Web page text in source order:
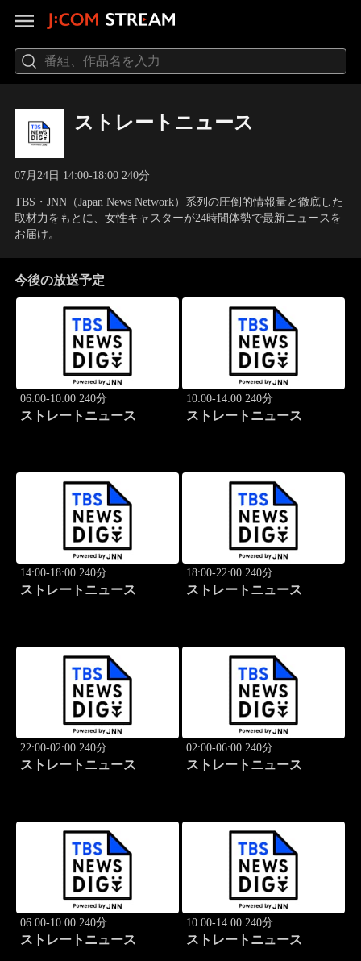
ストレートニュース
07月24日 14:00-18:00 240分
TBS・JNN（Japan News Network）系列の圧倒的情報量と徹底した
取材力をもとに、女性キャスターが24時間体勢で最新ニュースを
お届け。
今後の放送予定
06:00-10:00 240分
ストレートニュース
10:00-14:00 240分
ストレートニュース
14:00-18:00 240分
ストレートニュース
18:00-22:00 240分
ストレートニュース
22:00-02:00 240分
ストレートニュース
02:00-06:00 240分
ストレートニュース
06:00-10:00 240分
ストレートニュース
10:00-14:00 240分
ストレートニュース